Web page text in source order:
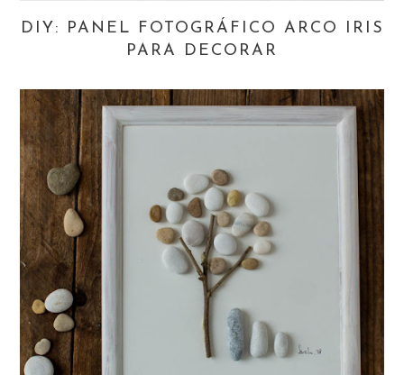
DIY: PANEL FOTOGRÁFICO ARCO IRIS
PARA DECORAR